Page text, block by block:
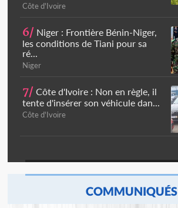
Côte d'Ivoire
6/ Niger : Frontière Bénin-Niger,
les conditions de Tiani pour sa
ré...
Niger
7/ Côte d'Ivoire : Non en règle, il
tente d'insérer son véhicule dan...
Côte d'Ivoire
COMMUNIQUÉS